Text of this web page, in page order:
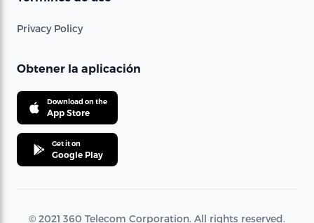
Privacy Policy
Obtener la aplicación
Download on the
App Store
Get it on
Google Play
© 2021 360 Telecom Corporation. All rights reserved.